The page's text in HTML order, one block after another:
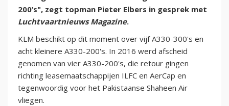
200’s", zegt topman Pieter Elbers in gesprek met
Luchtvaartnieuws Magazine.
KLM beschikt op dit moment over vijf A330-300's en
acht kleinere A330-200's. In 2016 werd afscheid
genomen van vier A330-200's, die retour gingen
richting leasemaatschappijen ILFC en AerCap en
tegenwoordig voor het Pakistaanse Shaheen Air
vliegen.